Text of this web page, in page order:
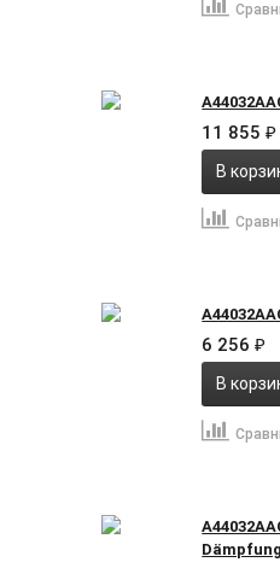
11 855₽
В
6 256₽
В
Dämpfung